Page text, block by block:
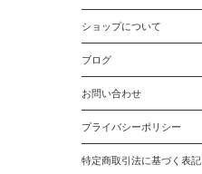
ショップについて
ブログ
お問い合わせ
プライバシーポリシー
特定商取引法に基づく表記